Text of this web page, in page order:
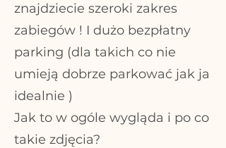
znajdziecie szeroki zakres
zabiegów ! I dużo bezpłatny
parking (dla takich co nie
umieją dobrze parkować jak ja
idealnie )
Jak to w ogóle wygląda i po co
takie zdjęcia?